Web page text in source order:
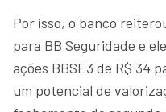
Por isso, o banco
para BB Seguridade e
ações BBSE3 de R$ 34
um potencial de